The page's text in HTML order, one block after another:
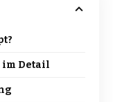
im Detail